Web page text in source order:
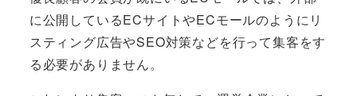
に公開しているECサイトやECモールのようにリ
スティング広告やSEO対策などを行って集客をす
る必要がありません。